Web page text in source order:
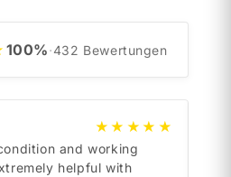
100%·432 Bewertungen
★★★★★
and working
helpful with